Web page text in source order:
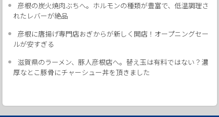
彦根の炭火焼肉ぶちへ。ホルモンの種類が豊富で、低温調理さ
れたレバーが絶品
彦根に唐揚げ専門店おぎからが新しく開店！オープニングセー
ルが安すぎる
滋賀県のラーメン、豚人彦根店へ。替え玉は有料ではない？濃
厚なとこ豚骨にチャーシュー丼を頂きました